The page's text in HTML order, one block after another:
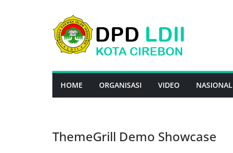
HOME ORGANISASI VIDEO NASIONAL
ThemeGrill Demo Showcase